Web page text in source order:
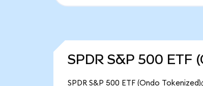
SPDR S&P 500 ETF
SPDR S&P 500 ETF (Ondo